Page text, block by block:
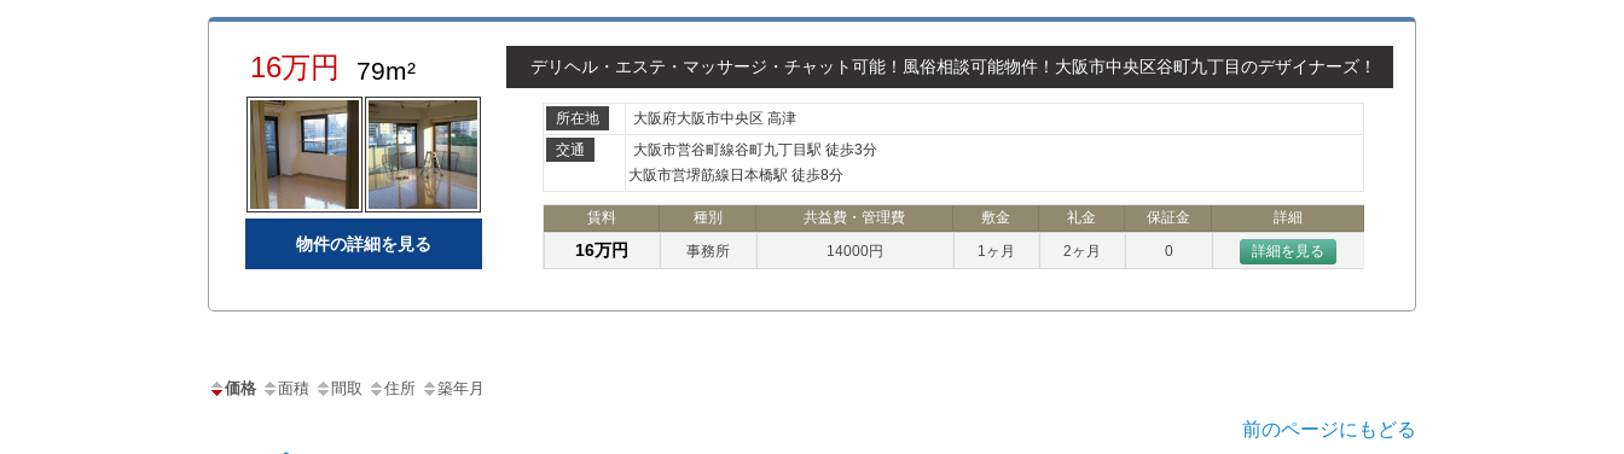
16万円 79m²
物件の詳細を見る
デリヘル・エステ・マッサージ・チャット可能！風俗相談可能物件！大阪市中央区谷町九丁目のデザイナーズ！
所在地
大阪府大阪市中央区 高津
交通
大阪市営谷町線谷町九丁目駅 徒歩3分
大阪市営堺筋線日本橋駅 徒歩8分
賃料 種別 共益費・管理費 敷金 礼金 保証金 詳細
16万円 事務所 14000円 1ヶ月 2ヶ月 0 詳細を見る
価格 面積 間取 住所 築年月
前のページにもどる